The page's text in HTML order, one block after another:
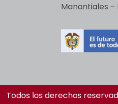
Manantiales –
Todos los derechos